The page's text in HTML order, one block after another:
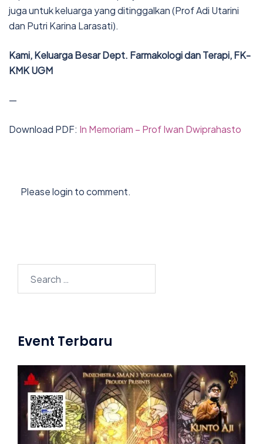
juga untuk keluarga yang ditinggalkan (Prof Adi Utarini
dan Putri Karina Larasati).
Kami, Keluarga Besar Dept. Farmakologi dan Terapi, FK-
KMK UGM
—
Download PDF: In Memoriam – Prof Iwan Dwiprahasto
Please login to comment.
for:
Event Terbaru